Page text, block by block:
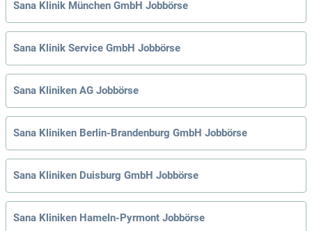
Sana Klinik München GmbH Jobbörse
Sana Klinik Service GmbH Jobbörse
Sana Kliniken AG Jobbörse
Sana Kliniken Berlin-Brandenburg GmbH Jobbörse
Sana Kliniken Duisburg GmbH Jobbörse
Sana Kliniken Hameln-Pyrmont Jobbörse